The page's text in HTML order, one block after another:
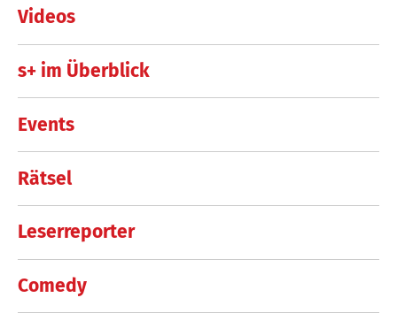
Videos
s+ im Überblick
Events
Rätsel
Leserreporter
Comedy